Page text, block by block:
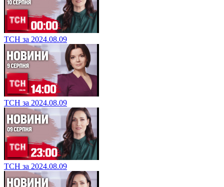
ТСН за 2024.08.09
ТСН за 2024.08.09
ТСН за 2024.08.09